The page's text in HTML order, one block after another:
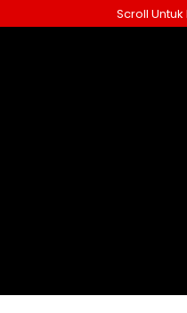
ke
Scroll